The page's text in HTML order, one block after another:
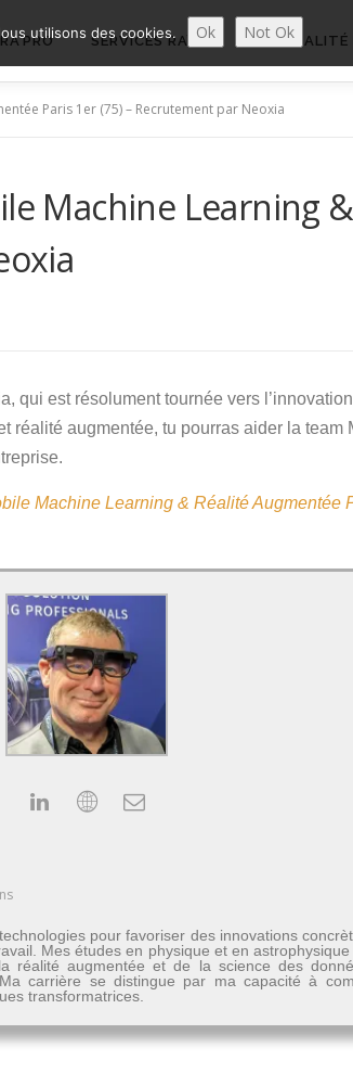
RA’PRO SERVICES RA’PRO ACTUALITÉ
Paris 1er (75) – Recrutement par Neoxia
Machine Learning
qui est résolument tournée vers
réalité augmentée, tu pourras aider la
Machine Learning & Réalité Augmentée
pour favoriser des innovations
Mes études en physique et en
réalité augmentée et de la science des
carrière se distingue par ma capacité à
transformatrices.
utilisons des cookies. Ok Not Ok